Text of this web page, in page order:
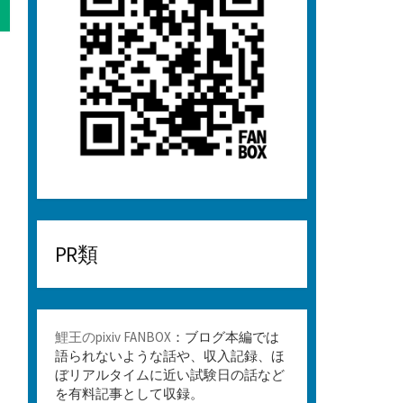
PR類
鯉王のpixiv FANBOX ：ブログ本編では
語られないような話や、収入記録、ほ
ぼリアルタイムに近い試験日の話など
を有料記事として収録。